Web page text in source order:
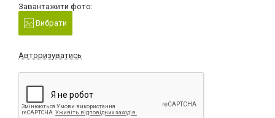
Завантажити фото:
Вибрати
Авторизуватись